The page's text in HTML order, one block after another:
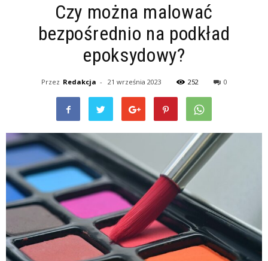
Czy można malować
bezpośrednio na podkład
epoksydowy?
Przez Redakcja - 21 września 2023 252 0